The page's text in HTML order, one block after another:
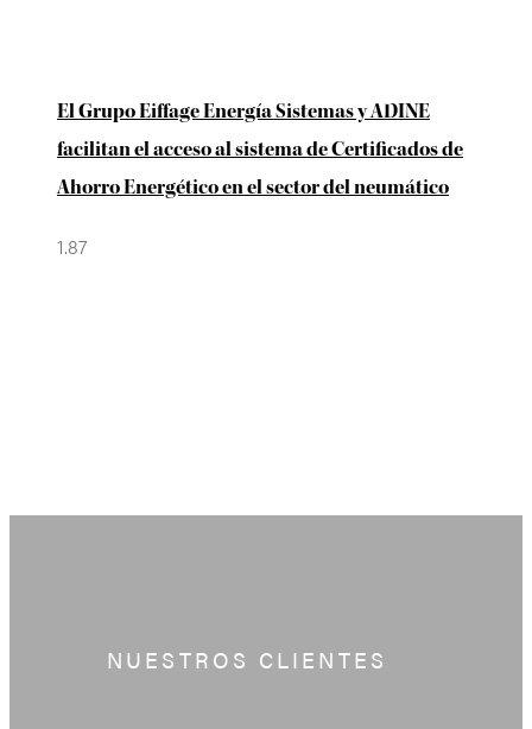
El Grupo Eiffage Energía Sistemas y ADINE
facilitan el acceso al sistema de Certificados de
Ahorro Energético en el sector del neumático
NUESTROS CLIENTES